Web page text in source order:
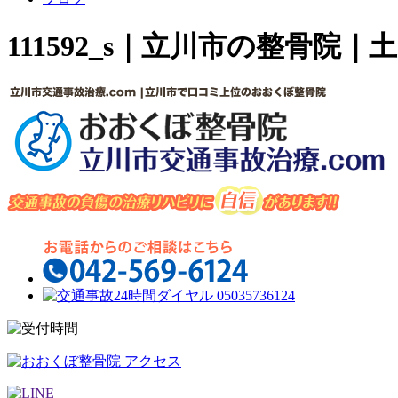
111592_s｜立川市の整骨院｜